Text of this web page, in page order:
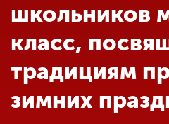
Обучение
Наука
школьников
класс,
традициям
зимних